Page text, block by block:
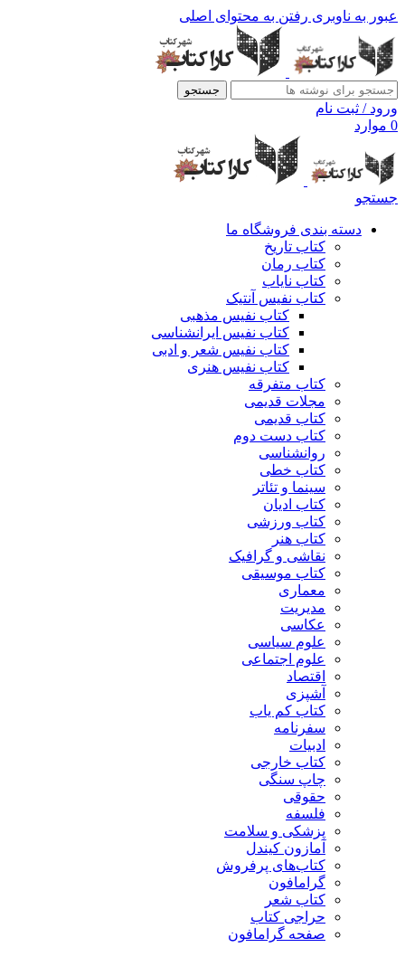
عبور به ناوبری رفتن به محتوای اصلی
جستجو
ورود / ثبت نام
0 موارد
جستجو
دسته بندی فروشگاه ما
کتاب تاریخ
کتاب رمان
کتاب نایاب
کتاب نفیس آنتیک
کتاب نفیس مذهبی
کتاب نفیس ایرانشناسی
کتاب نفیس شعر و ادبی
کتاب نفیس هنری
کتاب متفرقه
مجلات قدیمی
کتاب قدیمی
کتاب دست دوم
روانشناسی
کتاب خطی
سینما و تئاتر
کتاب ادیان
کتاب ورزشی
کتاب هنر
نقاشی و گرافیک
کتاب موسیقی
معماری
مدیریت
عکاسی
علوم سیاسی
علوم اجتماعی
اقتصاد
آشپزی
کتاب کم یاب
سفرنامه
ادبیات
کتاب خارجی
چاپ سنگی
حقوقی
فلسفه
پزشکی و سلامت
آمازون کیندل
کتاب‌های پرفروش
گرامافون
کتاب شعر
حراجی کتاب
صفحه گرامافون